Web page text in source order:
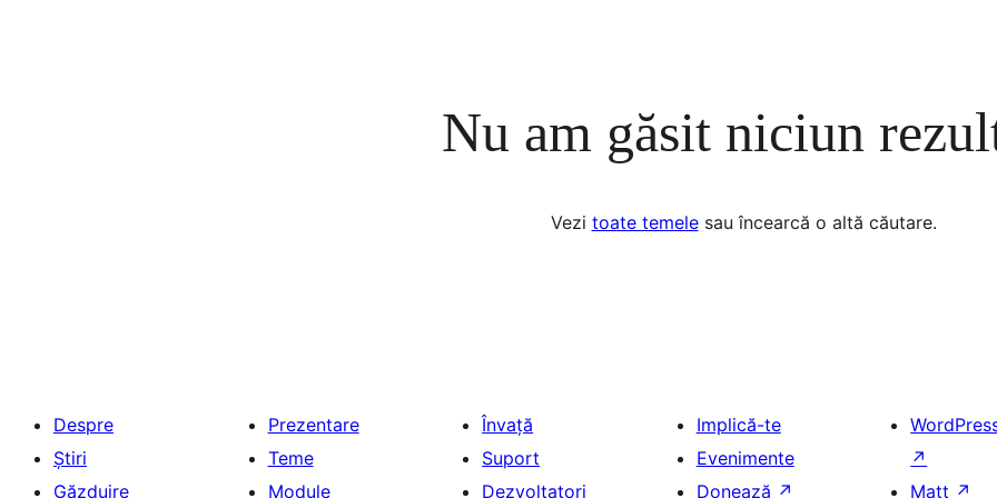
Nu am găsit niciun
Vezi toate temelesau încearcă o altă căutare.
Despre
Știri
Găzduire
Prezentare
Teme
Module
Învață
Suport
Dezvoltatori
Implică-te
Evenimente
Donează ↗
↗
Matt ↗